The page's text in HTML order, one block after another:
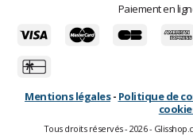
Paiement en
Mentions légales- Politique de
Tous droits réservés - 2026 -